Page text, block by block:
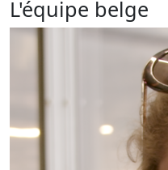
L'équipe belge